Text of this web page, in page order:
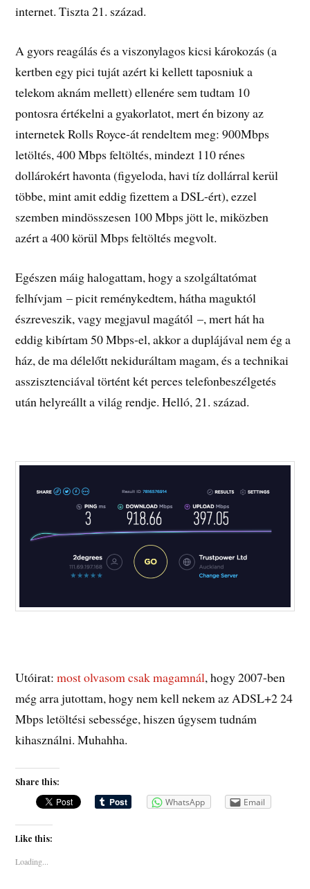
internet. Tiszta 21. század.
A gyors reagálás és a viszonylagos kicsi károkozás (a
kertben egy pici tuját azért ki kellett taposniuk a
telekom aknám mellett) ellenére sem tudtam 10
pontosra értékelni a gyakorlatot, mert én bizony az
internetek Rolls Royce-át rendeltem meg: 900Mbps
letöltés, 400 Mbps feltöltés, mindezt 110 rénes
dollárokért havonta (figyeloda, havi tíz dollárral kerül
többe, mint amit eddig fizettem a DSL-ért), ezzel
szemben mindösszesen 100 Mbps jött le, miközben
azért a 400 körül Mbps feltöltés megvolt.
Egészen máig halogattam, hogy a szolgáltatómat
felhívjam – picit reménykedtem, hátha maguktól
észreveszik, vagy megjavul magától –, mert hát ha
eddig kibírtam 50 Mbps-el, akkor a duplájával nem ég a
ház, de ma délelőtt nekiduráltam magam, és a technikai
asszisztenciával történt két perces telefonbeszélgetés
után helyreállt a világ rendje. Helló, 21. század.
Utóirat:most olvasom csak magamnál, hogy 2007-ben
még arra jutottam, hogy nem kell nekem az ADSL+2 24
Mbps letöltési sebessége, hiszen úgysem tudnám
kihasználni. Muhahha.
Share this:
WhatsApp Email
Like this:
Loading...